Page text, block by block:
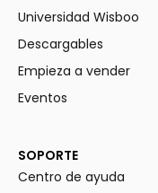
Universidad Wisboo
Descargables
Empieza a vender
Eventos
SOPORTE
Centro de ayuda